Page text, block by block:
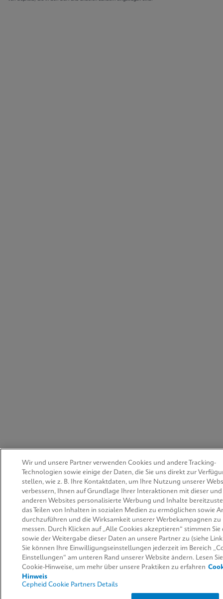
Wir und unsere Partner verwenden Cookies und andere Tracking-
Technologien sowie einige der Daten, die Sie uns direkt zur
stellen, wie z. B. Ihre Kontaktdaten, um Ihre Nutzung unserer
verbessern, Ihnen auf Grundlage Ihrer Interaktionen mit dieser und
anderen Websites personalisierte Werbung und Inhalte
das Teilen von Inhalten in sozialen Medien zu ermöglichen sowie
durchzuführen und die Wirksamkeit unserer Werbekampagnen zu
messen. Durch Klicken auf „Alle Cookies akzeptieren“ stimmen Sie
sowie der Weitergabe dieser Daten an unsere Partner zu (siehe
Sie können Ihre Einwilligungseinstellungen jederzeit im Bereich
Einstellungen“ am unteren Rand unserer Website ändern. Lesen
Cookie-Hinweise, um mehr über unsere Praktiken zu erfahren
Hinweis
Cepheid Cookie Partners Details